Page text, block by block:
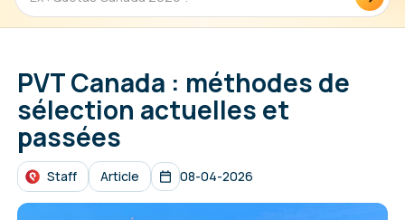
PVT Canada : méthodes de
sélection actuelles et
passées
Staff Article 08-04-2026